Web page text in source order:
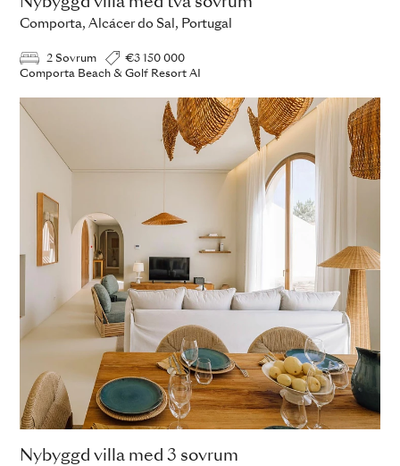
Comporta, Alcácer do Sal, Portugal
2 Sovrum
€3 150 000
Comporta Beach & Golf Resort AI
Nybyggd villa med 3 sovrum